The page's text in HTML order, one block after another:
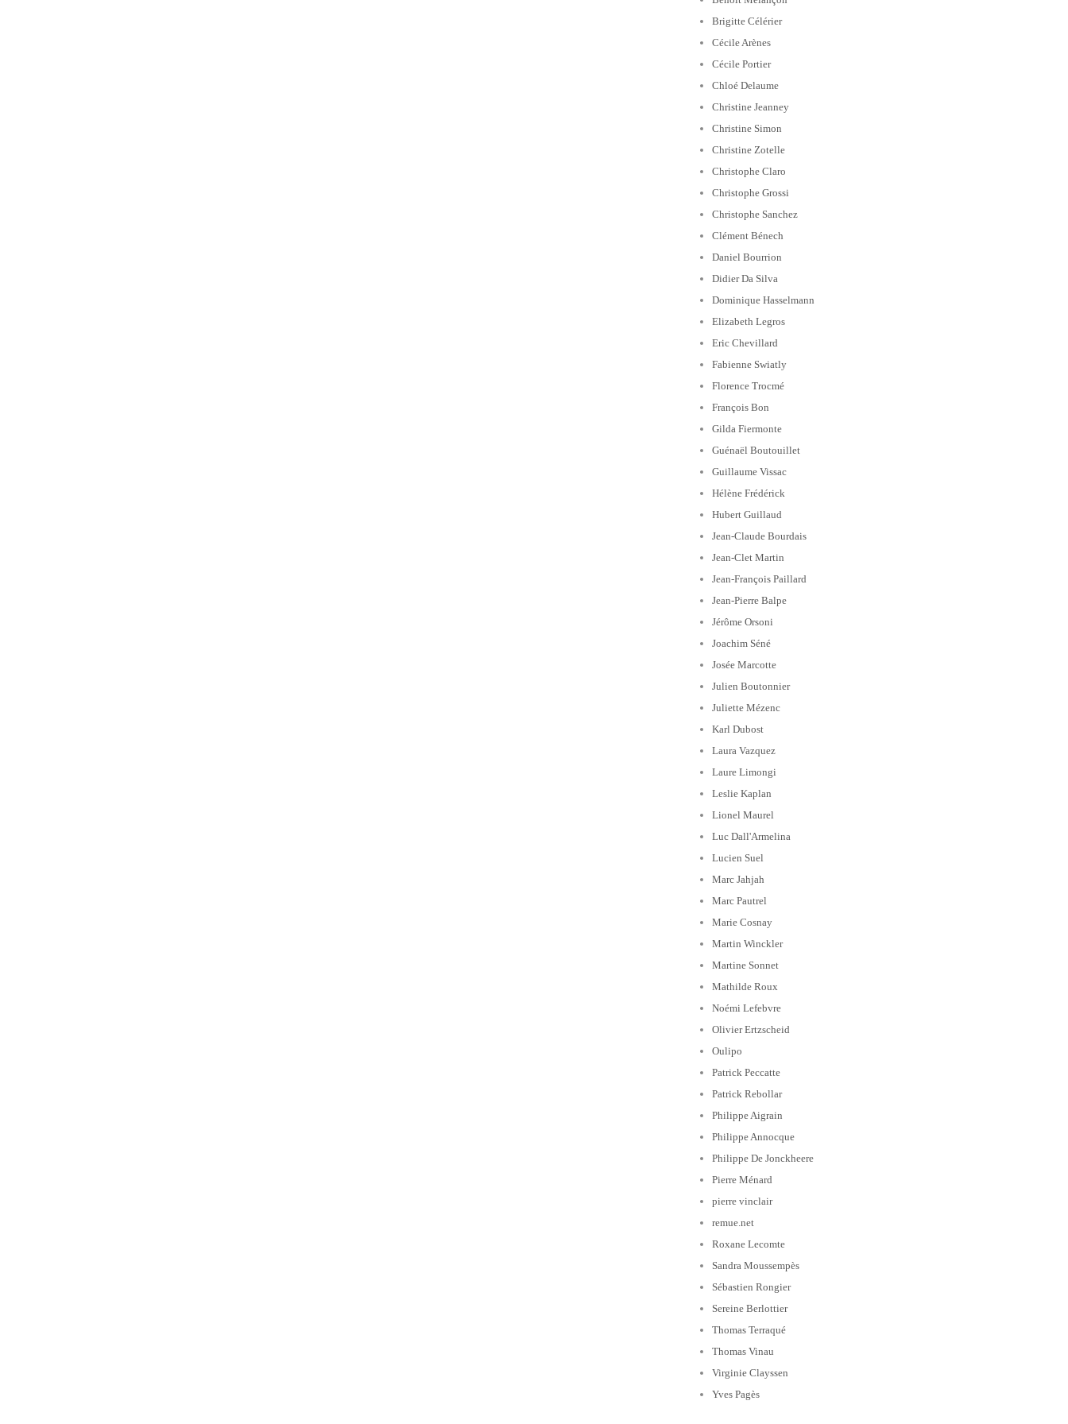
Brigitte Célérier
Cécile Arènes
Cécile Portier
Chloé Delaume
Christine Jeanney
Christine Simon
Christine Zotelle
Christophe Claro
Christophe Grossi
Christophe Sanchez
Clément Bénech
Daniel Bourrion
Didier Da Silva
Dominique Hasselmann
Elizabeth Legros
Eric Chevillard
Fabienne Swiatly
Florence Trocmé
François Bon
Gilda Fiermonte
Guénaël Boutouillet
Guillaume Vissac
Hélène Frédérick
Hubert Guillaud
Jean-Claude Bourdais
Jean-Clet Martin
Jean-François Paillard
Jean-Pierre Balpe
Jérôme Orsoni
Joachim Séné
Josée Marcotte
Julien Boutonnier
Juliette Mézenc
Karl Dubost
Laura Vazquez
Laure Limongi
Leslie Kaplan
Lionel Maurel
Luc Dall'Armelina
Lucien Suel
Marc Jahjah
Marc Pautrel
Marie Cosnay
Martin Winckler
Martine Sonnet
Mathilde Roux
Noémi Lefebvre
Olivier Ertzscheid
Oulipo
Patrick Peccatte
Patrick Rebollar
Philippe Aigrain
Philippe Annocque
Philippe De Jonckheere
Pierre Ménard
pierre vinclair
remue.net
Roxane Lecomte
Sandra Moussempès
Sébastien Rongier
Sereine Berlottier
Thomas Terraqué
Thomas Vinau
Virginie Clayssen
Yves Pagès